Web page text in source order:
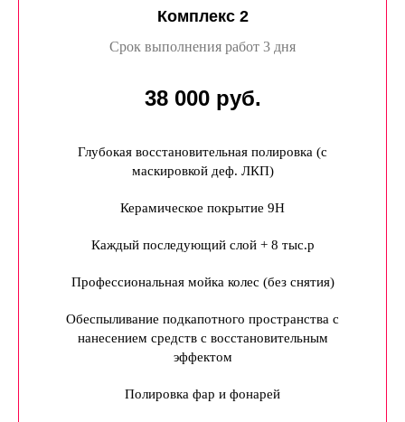
Комплекс 2
Срок выполнения работ 3 дня
38 000 руб.
Глубокая восстановительная полировка (с
маскировкой деф. ЛКП)
Керамическое покрытие 9Н
Каждый последующий слой + 8 тыс.р
Профессиональная мойка колес (без снятия)
Обеспыливание подкапотного пространства с
нанесением средств с восстановительным
эффектом
Полировка фар и фонарей